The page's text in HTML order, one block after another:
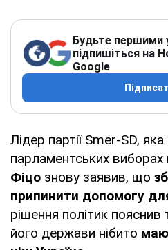
Будьте першими
підпишіться на
Google
Лідер партії Smer-SD,
парламентських виборах
Фіцо знову заявив, що
припинити допомогу
рішення політик
його держави нібито